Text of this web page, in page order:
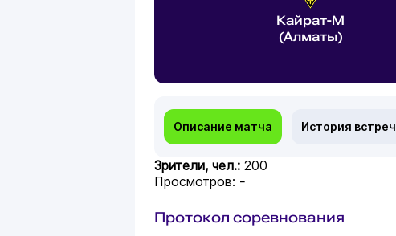
Кайрат-М
(Алматы)
Описание матча История встреч
Зрители, чел.: 200
Просмотров: -
Протокол соревнования